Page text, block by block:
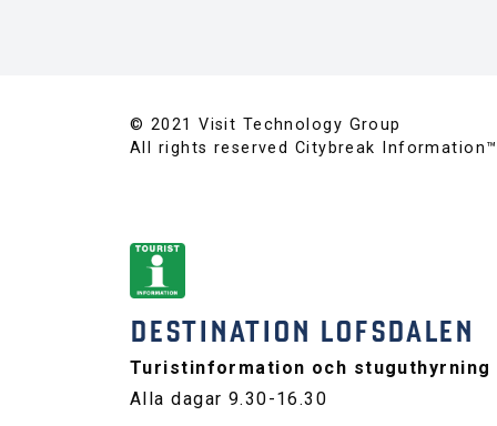
© 2021 Visit Technology Group
All rights reserved Citybreak
DESTINATION LOFSDALEN
Turistinformation och stuguthyrning
Alla dagar 9.30-16.30